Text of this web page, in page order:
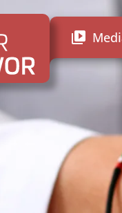
video_library